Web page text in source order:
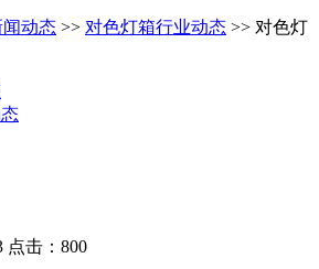
闻动态 >> 对色灯箱行业动态 >> 对色灯
点击：800